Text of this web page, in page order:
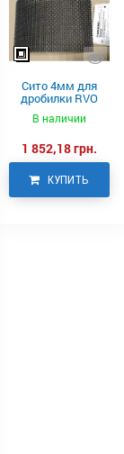
Сито 4мм для
дробилки RVO
В наличии
1 852,18 грн.
КУПИТЬ